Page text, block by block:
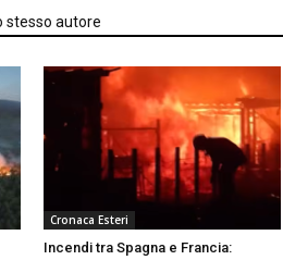
stesso autore
Cronaca Esteri
Incendi tra Spagna e Francia: